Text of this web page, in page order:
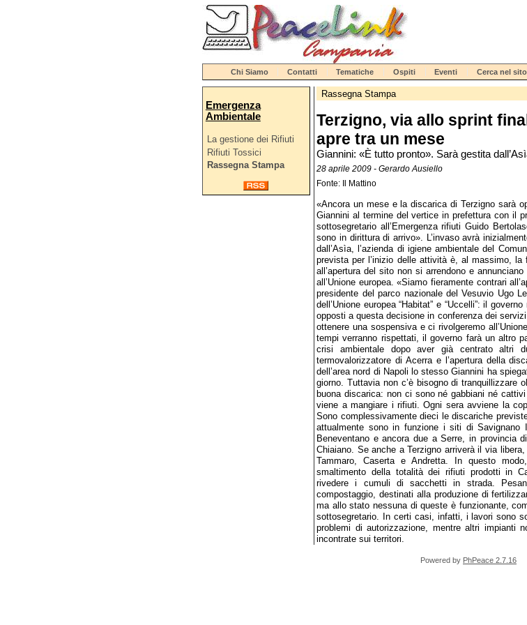
Chi Siamo Contatti Tematiche Ospiti Eventi Cerca nel sito
Emergenza
Ambientale
La gestione dei Rifiuti
Rifiuti Tossici
Rassegna Stampa
Rassegna Stampa
Terzigno, via allo sprint
apre tra un mese
Giannini: «È tutto pronto». Sarà gestita
28 aprile 2009 - Gerardo Ausiello
Fonte: Il Mattino
«Ancora un mese e la discarica di Terzigno sarà
Giannini al termine del vertice in prefettura con il
sottosegretario all’Emergenza rifiuti Guido
sono in dirittura di arrivo». L’invaso avrà
dall’Asìa, l’azienda di igiene ambientale del
prevista per l’inizio delle attività è, al massimo,
all’apertura del sito non si arrendono e
all’Unione europea. «Siamo fieramente contrari
presidente del parco nazionale del Vesuvio Ugo
dell’Unione europea “Habitat” e “Uccelli”: il
opposti a questa decisione in conferenza dei
ottenere una sospensiva e ci rivolgeremo
tempi verranno rispettati, il governo farà un altro
crisi ambientale dopo aver già centrato altri
termovalorizzatore di Acerra e l’apertura della
dell’area nord di Napoli lo stesso Giannini ha
giorno. Tuttavia non c’è bisogno di tranquillizzare
buona discarica: non ci sono né gabbiani né
viene a mangiare i rifiuti. Ogni sera avviene la
Sono complessivamente dieci le discariche
attualmente sono in funzione i siti di Savignano
Beneventano e ancora due a Serre, in provincia
Chiaiano. Se anche a Terzigno arriverà il via
Tammaro, Caserta e Andretta. In questo
smaltimento della totalità dei rifiuti prodotti in
rivedere i cumuli di sacchetti in strada.
compostaggio, destinati alla produzione di
ma allo stato nessuna di queste è funzionante,
sottosegretario. In certi casi, infatti, i lavori sono
problemi di autorizzazione, mentre altri impianti
incontrate sui territori.
Powered by PhPeace 2.7.16